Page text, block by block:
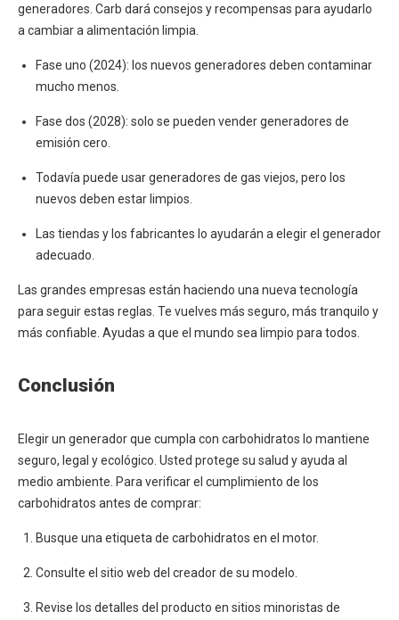
generadores. Carb dará consejos y recompensas para ayudarlo
a cambiar a alimentación limpia.
Fase uno (2024): los nuevos generadores deben contaminar
mucho menos.
Fase dos (2028): solo se pueden vender generadores de
emisión cero.
Todavía puede usar generadores de gas viejos, pero los
nuevos deben estar limpios.
Las tiendas y los fabricantes lo ayudarán a elegir el generador
adecuado.
Las grandes empresas están haciendo una nueva tecnología
para seguir estas reglas. Te vuelves más seguro, más tranquilo y
más confiable. Ayudas a que el mundo sea limpio para todos.
Conclusión
Elegir un generador que cumpla con carbohidratos lo mantiene
seguro, legal y ecológico. Usted protege su salud y ayuda al
medio ambiente. Para verificar el cumplimiento de los
carbohidratos antes de comprar:
Busque una etiqueta de carbohidratos en el motor.
Consulte el sitio web del creador de su modelo.
Revise los detalles del producto en sitios minoristas de